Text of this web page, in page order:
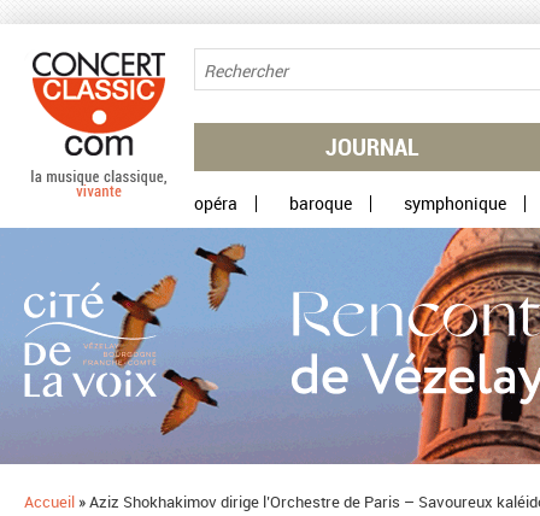
JOURNAL
opéra baroque symphonique
Accueil »Aziz Shokhakimov dirige l’Orchestre de Paris – Savoureux